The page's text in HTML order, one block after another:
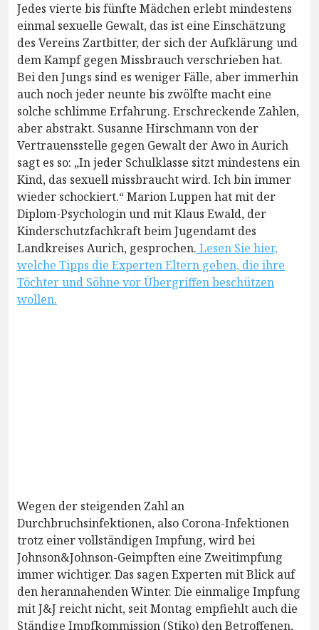
Jedes vierte bis fünfte Mädchen erlebt mindestens
einmal sexuelle Gewalt, das ist eine Einschätzung
des Vereins Zartbitter, der sich der Aufklärung und
dem Kampf gegen Missbrauch verschrieben hat.
Bei den Jungs sind es weniger Fälle, aber immerhin
auch noch jeder neunte bis zwölfte macht eine
solche schlimme Erfahrung. Erschreckende Zahlen,
aber abstrakt. Susanne Hirschmann von der
Vertrauensstelle gegen Gewalt der Awo in Aurich
sagt es so: „In jeder Schulklasse sitzt mindestens ein
Kind, das sexuell missbraucht wird. Ich bin immer
wieder schockiert.“ Marion Luppen hat mit der
Diplom-Psychologin und mit Klaus Ewald, der
Kinderschutzfachkraft beim Jugendamt des
Landkreises Aurich, gesprochen. Lesen Sie hier,
welche Tipps die Experten Eltern geben, die ihre
Töchter und Söhne vor Übergriffen beschützen
wollen.
Wegen der steigenden Zahl an
Durchbruchsinfektionen, also Corona-Infektionen
trotz einer vollständigen Impfung, wird bei
Johnson&Johnson-Geimpften eine Zweitimpfung
immer wichtiger. Das sagen Experten mit Blick auf
den herannahenden Winter. Die einmalige Impfung
mit J&J reicht nicht, seit Montag empfiehlt auch die
Ständige Impfkommission (Stiko) den Betroffenen,